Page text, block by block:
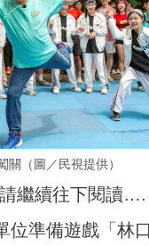
關（圖／民視提供）
請繼續往下閱讀….
位準備遊戲「林